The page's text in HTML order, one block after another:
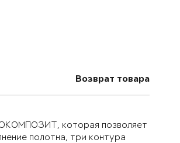
Возврат товара
которая позволяет
полотна, три контура